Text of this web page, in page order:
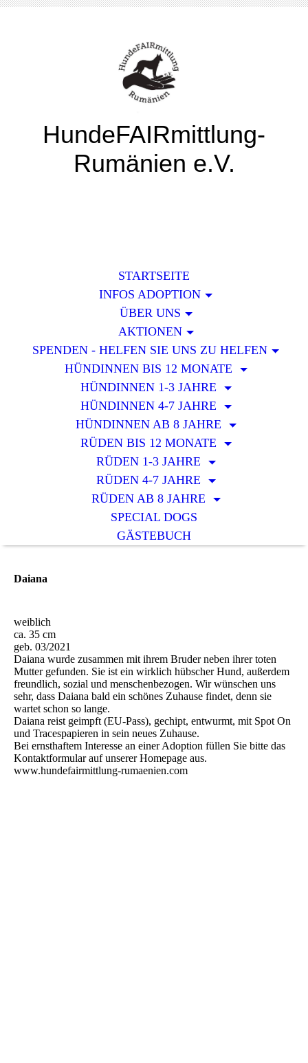
HundeFAIRmittlung-
Rumänien e.V.
STARTSEITE
INFOS ADOPTION
ÜBER UNS
AKTIONEN
SPENDEN - HELFEN SIE UNS ZU HELFEN
HÜNDINNEN BIS 12 MONATE
HÜNDINNEN 1-3 JAHRE
HÜNDINNEN 4-7 JAHRE
HÜNDINNEN AB 8 JAHRE
RÜDEN BIS 12 MONATE
RÜDEN 1-3 JAHRE
RÜDEN 4-7 JAHRE
RÜDEN AB 8 JAHRE
SPECIAL DOGS
GÄSTEBUCH
Daiana
weiblich
ca. 35 cm
geb. 03/2021
Daiana wurde zusammen mit ihrem Bruder neben ihrer toten
Mutter gefunden. Sie ist ein wirklich hübscher Hund, außerdem
freundlich, sozial und menschenbezogen. Wir wünschen uns
sehr, dass Daiana bald ein schönes Zuhause findet, denn sie
wartet schon so lange.
Daiana reist geimpft (EU-Pass), gechipt, entwurmt, mit Spot On
und Tracespapieren in sein neues Zuhause.
Bei ernsthaftem Interesse an einer Adoption füllen Sie bitte das
Kontaktformular auf unserer Homepage aus.
www.hundefairmittlung-rumaenien.com